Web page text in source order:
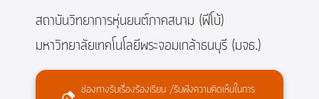
สถาบันวิทยาการหุ่นยนต์ภาคสนาม (ฟีโบ้)
มหาวิทยาลัยเทคโนโลยีพระจอมเกล้าธนบุรี (มจธ.)
ช่องทางรับเรื่องร้องเรียน /รับฟังความคิดเห็นในการ